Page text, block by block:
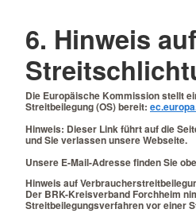
6. Hinweis
Die Europäische Kommission stellt
Streitbeilegung (OS) bereit:
Hinweis: Dieser Link führt auf die
und Sie verlassen unsere Webseite.
Unsere E-Mail-Adresse finden Sie
Hinweis auf
Der BRK-Kreisverband Forchheim
Streitbeilegungsverfahren vor einer